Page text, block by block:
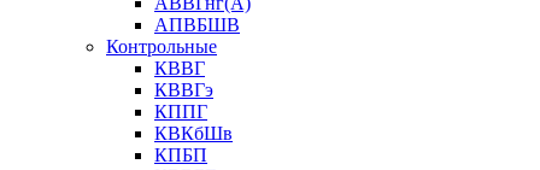
АПВБШВ
Контрольные
КВВГ
КВВГэ
КППГ
КВКбШв
КПБП